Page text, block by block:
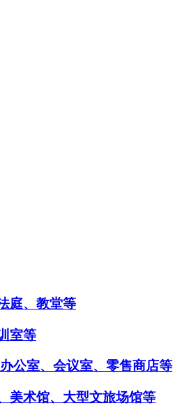
庭、教堂等
室等
公室、会议室、零售商店等
美术馆、大型文旅场馆等